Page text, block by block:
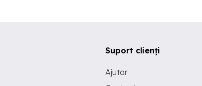
Suport clienți
Ajutor